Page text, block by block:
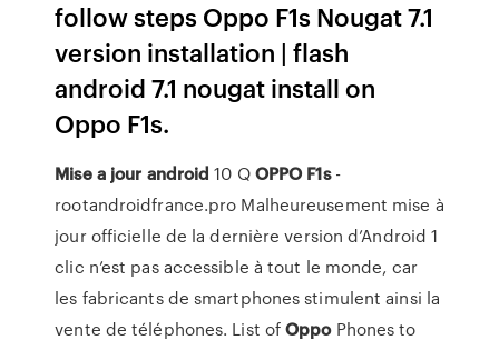
follow steps Oppo F1s Nougat 7.1
version installation | flash
android 7.1 nougat install on
Oppo F1s.
Mise a jour android 10 QOPPO F1s-
rootandroidfrance.pro Malheureusement mise à
jour officielle de la dernière version d’Android 1
clic n’est pas accessible à tout le monde, car
les fabricants de smartphones stimulent ainsi la
vente de téléphones. List ofOppoPhones to